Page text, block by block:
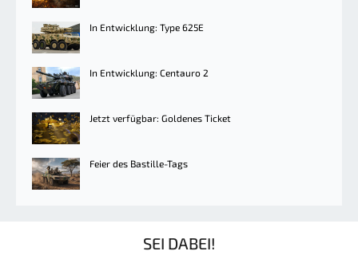
In Entwicklung: Type 625E
In Entwicklung: Centauro 2
Jetzt verfügbar: Goldenes Ticket
Feier des Bastille-Tags
SEI DABEI!